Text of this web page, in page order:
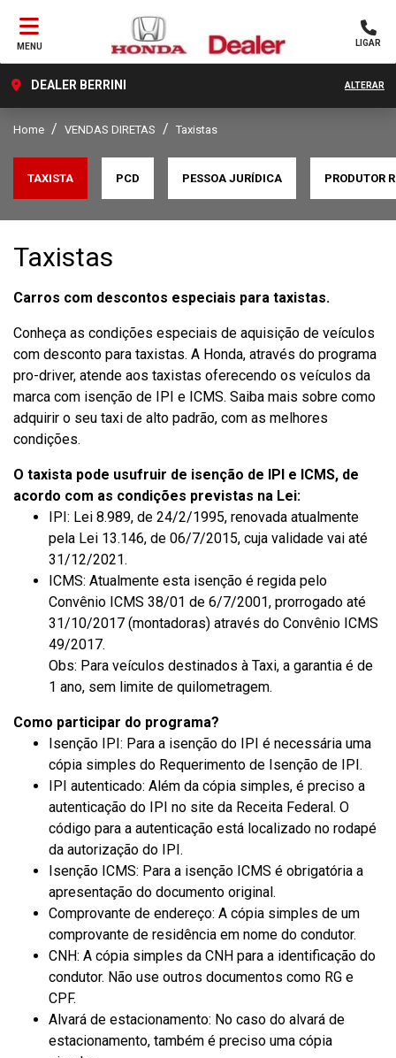
MENU LIGAR
DEALER BERRINI ALTERAR
Home VENDAS DIRETAS Taxistas
PCD PESSOA JURÍDICA
TAXISTA PRODUTOR
Taxistas
Carros com descontos especiais para taxistas.
Conheça as condições especiais de aquisição de veículos
com desconto para taxistas. A Honda, através do programa
pro-driver, atende aos taxistas oferecendo os veículos da
marca com isenção de IPI e ICMS. Saiba mais sobre como
adquirir o seu taxi de alto padrão, com as melhores
condições.
O taxista pode usufruir de isenção de IPI e ICMS, de
acordo com as condições previstas na Lei:
IPI: Lei 8.989, de 24/2/1995, renovada atualmente
pela Lei 13.146, de 06/7/2015, cuja validade vai até
31/12/2021.
ICMS: Atualmente esta isenção é regida pelo
Convênio ICMS 38/01 de 6/7/2001, prorrogado até
31/10/2017 (montadoras) através do Convênio ICMS
49/2017.
Obs: Para veículos destinados à Taxi, a garantia é de
1 ano, sem limite de quilometragem.
Como participar do programa?
Isenção IPI: Para a isenção do IPI é necessária uma
cópia simples do Requerimento de Isenção de IPI.
IPI autenticado: Além da cópia simples, é preciso a
autenticação do IPI no site da Receita Federal. O
código para a autenticação está localizado no rodapé
da autorização do IPI.
Isenção ICMS: Para a isenção ICMS é obrigatória a
apresentação do documento original.
Comprovante de endereço: A cópia simples de um
comprovante de residência em nome do condutor.
CNH: A cópia simples da CNH para a identificação do
condutor. Não use outros documentos como RG e
CPF.
Alvará de estacionamento: No caso do alvará de
estacionamento, também é preciso uma cópia